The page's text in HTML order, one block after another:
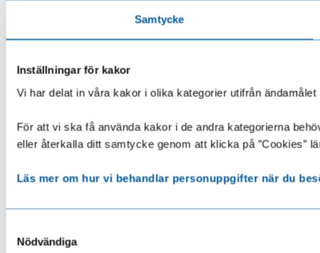
Samtycke
Inställningar för kakor
Vi har delat in våra kakor i olika kategorier utifrån
För att vi ska få använda kakor i de andra kategorierna
eller återkalla ditt samtycke genom att klicka på ”Cookies”
Läs mer om hur vi behandlar personuppgifter när du
Nödvändiga